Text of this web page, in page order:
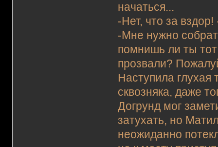
начаться...
-Нет, что за
-Мне нужно
помнишь ли ты
прозвали?
Наступила глухая
сквозняка, даже
Догрунд мог
затухать, но
неожиданно